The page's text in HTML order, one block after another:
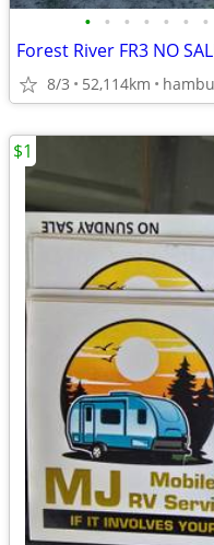
• • • • • • •
Forest River FR3 NO
8/3 52,114km
$1